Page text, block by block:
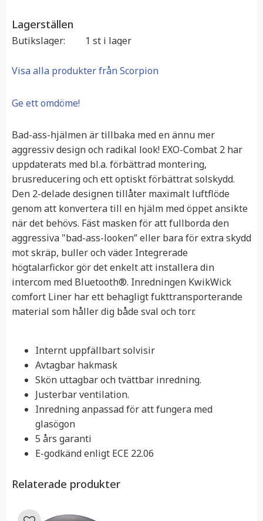
Lagerställen
Butikslager 1 st i lager
Visa alla produkter från Scorpion
Ge ett omdöme!
Bad-ass-hjälmen är tillbaka med en ännu mer
aggressiv design och radikal look! EXO-Combat 2 har
uppdaterats med bl.a. förbättrad montering,
brusreducering och ett optiskt förbättrat solskydd.
Den 2-delade designen tillåter maximalt luftflöde
genom att konvertera till en hjälm med öppet ansikte
när det behövs. Fäst masken för att fullborda den
aggressiva "bad-ass-looken” eller bara för extra skydd
mot skräp, buller och väder. Integrerade
högtalarfickor gör det enkelt att installera din
intercom med Bluetooth®. Inredningen KwikWick
comfort Liner har ett behagligt fukttransporterande
material som håller dig både sval och torr.
Internt uppfällbart solvisir
Avtagbar hakmask
Skön uttagbar och tvättbar inredning.
Justerbar ventilation.
Inredning anpassad för att fungera med
glasögon
5 års garanti
E-godkänd enligt ECE 22.06
Relaterade produkter